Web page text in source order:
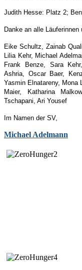
Judith Hesse: Platz 2;
Danke an alle Läuferinnen
Eike Schultz, Zainab
Lilia Kehr, Michael
Frank Benze, Sara
Ashria, Oscar Baer,
Yasmin Elnatareny, Mona
Maier, Katharina
Tschapani, Ari Yousef
Im Namen der SV,
Michael Adelmann